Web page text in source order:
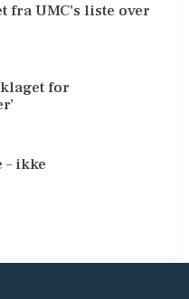
UMC’s liste over
for
ikke